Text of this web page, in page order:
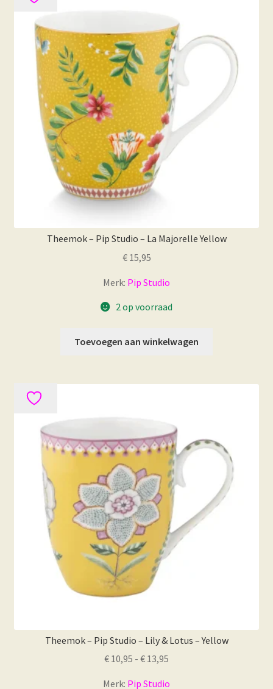
Theemok – Pip Studio – La Majorelle Yellow
€15,95
Merk: Pip Studio
2 op voorraad
Toevoegen aan winkelwagen
Theemok – Pip Studio – Lily & Lotus – Yellow
€ 10,95 - € 13,95
Merk: Pip Studio